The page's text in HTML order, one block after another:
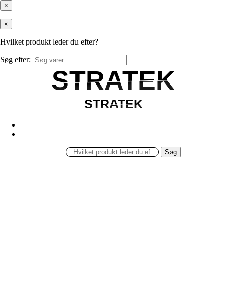
×
×
Hvilket produkt leder du efter?
Søg efter:
STRATEK
STRATEK
STRATEK
STRATEK
Søg